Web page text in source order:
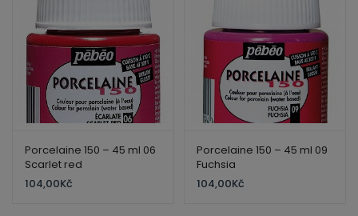
Porcelaine 150 – 45 ml 06
Scarlet red
104,00Kč
Porcelaine 150 – 45 ml 09
Fuchsia
104,00Kč